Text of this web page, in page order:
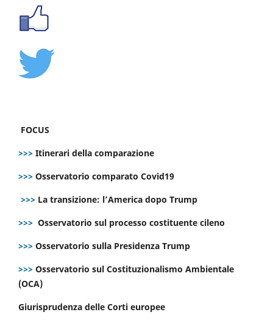
FOCUS
>>> Itinerari della comparazione
>>> Osservatorio comparato Covid19
>>> La transizione: l’America dopo Trump
>>> Osservatorio sul processo costituente cileno
>>> Osservatorio sulla Presidenza Trump
>>> Osservatorio sul Costituzionalismo Ambientale
(OCA)
Giurisprudenza delle Corti europee